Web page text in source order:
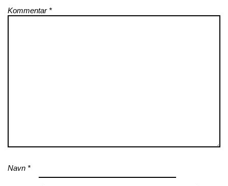
Kommentar *
Navn *